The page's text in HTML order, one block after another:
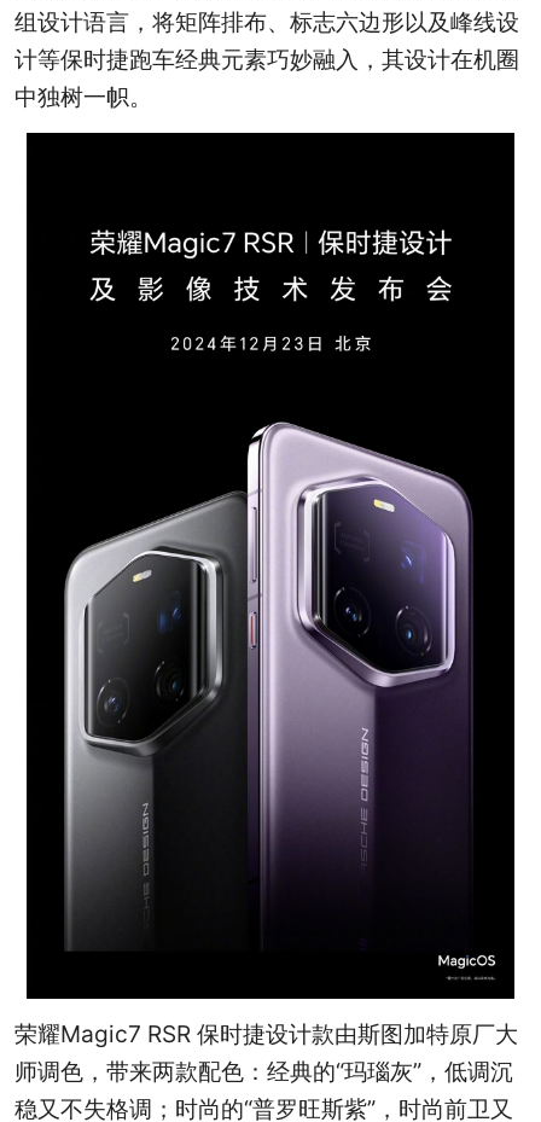
组设计语言，将矩阵排布、标志六边形以及峰线设
计等保时捷跑车经典元素巧妙融入，其设计在机圈
中独树一帜。
荣耀Magic7 RSR 保时捷设计款由斯图加特原厂大
师调色，带来两款配色：经典的“玛瑙灰”，低调沉
稳又不失格调；时尚的“普罗旺斯紫”，时尚前卫又